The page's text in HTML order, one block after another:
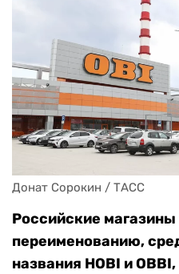
Донат Сорокин / ТАСС
Российские магазины
переименованию,
названия HOBI и OBBI,